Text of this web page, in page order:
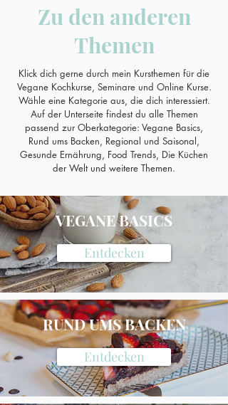
Kochkurs
Themen
Mehr Details
Zu den anderen
Themen
Klick dich gerne durch mein Kursthemen für die
Vegane Kochkurse, Seminare und Online Kurse.
Wähle eine Kategorie aus, die dich interessiert.
Auf der Unterseite findest du alle Themen
passend zur Oberkategorie: Vegane Basics,
Rund ums Backen, Regional und Saisonal,
Gesunde Ernährung, Food Trends, Die Küchen
der Welt und weitere Themen.
VEGANE BASICS
Entdecken
RUND UMS BACKEN
Entdecken